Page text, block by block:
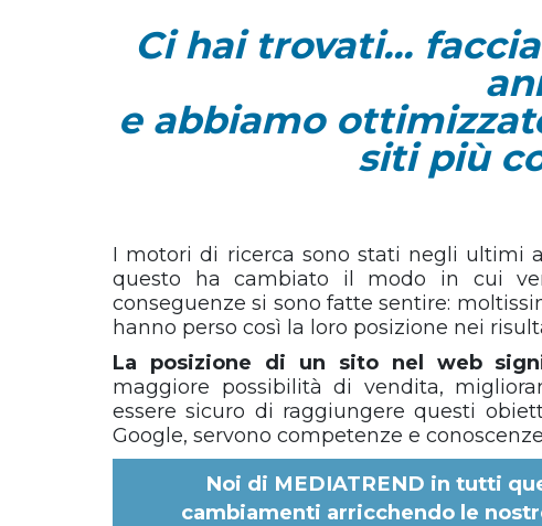
Ci hai trovati...
e abbiamo
siti più
I motori di ricerca sono stati negli ultimi
questo ha cambiato il modo in cui
conseguenze si sono fatte sentire:
hanno perso così la loro posizione nei
La posizione di un sito nel web
maggiore possibilità di vendita,
essere sicuro di raggiungere questi
Google, servono competenze e
Noi di MEDIATREND in tutti
cambiamenti arricchendo le